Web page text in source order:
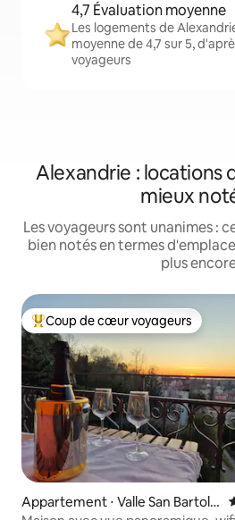
4,7 Évaluation moyenne
Les logements de
moyenne de 4,7 sur 5,
voyageurs
Alexandrie : locations
mieux
Les voyageurs sont unanimes :
bien notés en termes
plus
Coups de cœur voyageurs les plus
Coup de cœur voyageurs
Appartement ⋅ Valle San Bartolo